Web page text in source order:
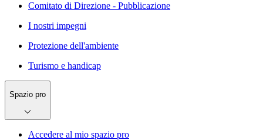
Comitato di Direzione - Pubblicazione
I nostri impegni
Protezione dell'ambiente
Turismo e handicap
Spazio pro
Accedere al mio spazio pro